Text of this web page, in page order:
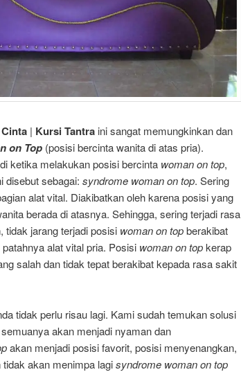
| Kursi Tantra ini sangat memungkinkan dan
on Top (posisi bercinta wanita di atas pria).
ketika melakukan posisi bercinta woman on top,
disebut sebagai: syndrome woman on top. Sering
alat vital. Diakibatkan oleh karena posisi yang
berada di atasnya. Sehingga, sering terjadi rasa
tidak jarang terjadi posisi woman on topberakibat
alat vital pria. Posisi woman on topkerap
salah dan tidak tepat berakibat kepada rasa sakit
tidak perlu risau lagi. Kami sudah temukan solusi
semuanya akan menjadi nyaman dan
akan menjadi posisi favorit, posisi menyenangkan,
akan menimpa lagisyndrome woman on top